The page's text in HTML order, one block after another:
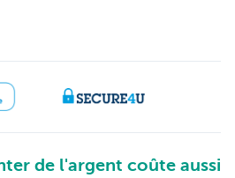
de l'argent coûte aussi